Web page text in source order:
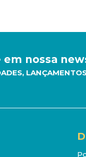
em nossa